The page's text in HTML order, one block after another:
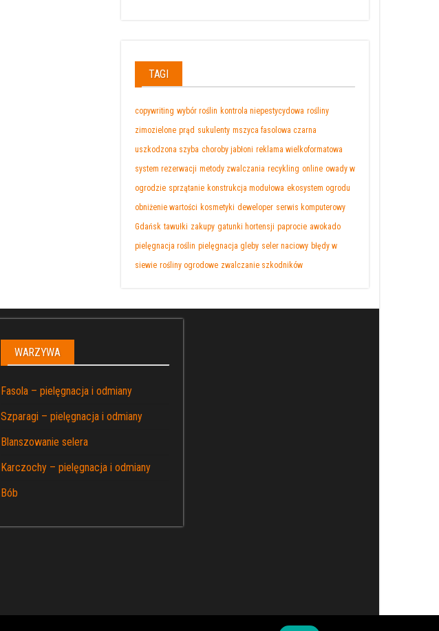
TAGI
copywriting wybór roślin kontrola niepestycydowa rośliny
zimozielone prąd sukulenty mszyca fasolowa czarna
uszkodzona szyba choroby jabłoni reklama wielkoformatowa
system rezerwacji metody zwalczania recykling online owady w
ogrodzie sprzątanie konstrukcja modułowa ekosystem ogrodu
obniżenie wartości kosmetyki deweloper serwis komputerowy
Gdańsk tawułki zakupy gatunki hortensji paprocie awokado
pielęgnacja roślin pielęgnacja gleby seler naciowy błędy w
siewie rośliny ogrodowe zwalczanie szkodników
WARZYWA
Fasola – pielęgnacja i odmiany
Szparagi – pielęgnacja i odmiany
Blanszowanie selera
Karczochy – pielęgnacja i odmiany
Bób